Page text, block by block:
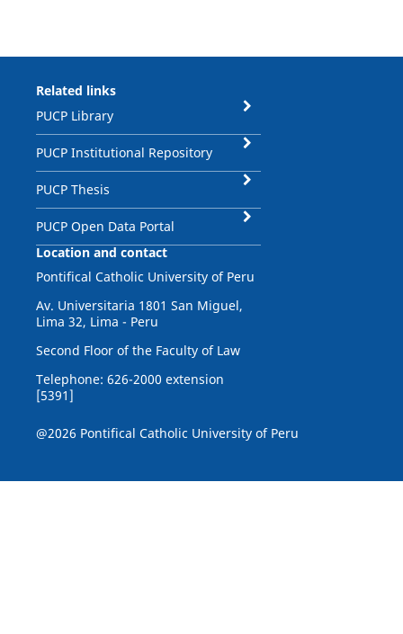
Related links
PUCP Library
PUCP Institutional Repository
PUCP Thesis
PUCP Open Data Portal
Location and contact
Pontifical Catholic University of Peru
Av. Universitaria 1801 San Miguel,
Lima 32, Lima - Peru
Second Floor of the Faculty of Law
Telephone: 626-2000 extension
[5391]
@2026 Pontifical Catholic University of Peru